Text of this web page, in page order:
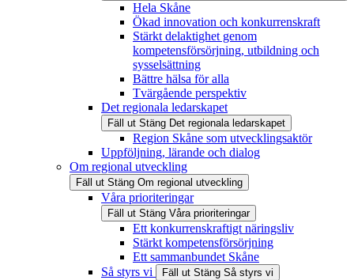
Hela Skåne
Ökad innovation och konkurrenskraft
Stärkt delaktighet genom
kompetensförsörjning, utbildning och
sysselsättning
Bättre hälsa för alla
Tvärgående perspektiv
Det regionala ledarskapet
Fäll ut Stäng Det regionala ledarskapet
Region Skåne som utvecklingsaktör
Uppföljning, lärande och dialog
Om regional utveckling
Fäll ut Stäng Om regional utveckling
Våra prioriteringar
Fäll ut Stäng Våra prioriteringar
Ett konkurrenskraftigt näringsliv
Stärkt kompetensförsörjning
Ett sammanbundet Skåne
Så styrs vi
Fäll ut Stäng Så styrs vi